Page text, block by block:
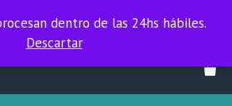
dentro de las 24hs hábiles.
dentro de las 24hs hábiles.
Descartar